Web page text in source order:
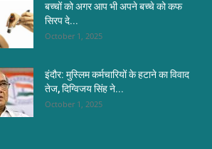
बच्चों को अगर आप भी अपने बच्चे को कफ
सिरप दे...
October 1, 2025
इंदौर: मुस्लिम कर्मचारियों के हटाने का विवाद
तेज, दिग्विजय सिंह ने...
October 1, 2025